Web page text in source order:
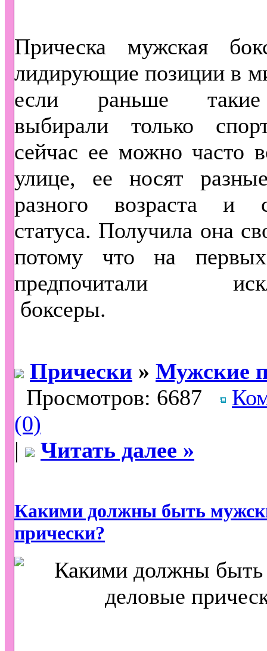
Прическа мужская
лидирующие позиции в
если раньше
выбирали только
сейчас ее можно часто
улице, ее носят
разного возраста и
статуса. Получила она
потому что на
предпочитали
боксеры.
Прически » Мужские
Просмотров: 6687
(0)
|
Читать далее »
Какими должны быть
прически?